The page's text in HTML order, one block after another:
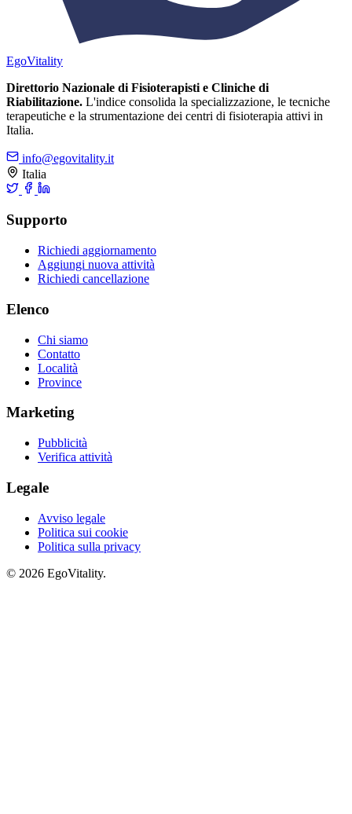
EgoVitality
Direttorio Nazionale di Fisioterapisti e Cliniche di
Riabilitazione. L'indice consolida la specializzazione, le tecniche
terapeutiche e la strumentazione dei centri di fisioterapia attivi in
Italia.
info@egovitality.it
Italia
Supporto
Richiedi aggiornamento
Aggiungi nuova attività
Richiedi cancellazione
Elenco
Chi siamo
Contatto
Località
Province
Marketing
Pubblicità
Verifica attività
Legale
Avviso legale
Politica sui cookie
Politica sulla privacy
© 2026 EgoVitality.